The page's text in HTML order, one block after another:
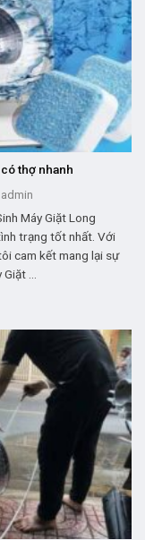
thợ nhanh
admin
Máy Giặt Long
trạng tốt nhất. Với
cam kết mang lại sự
...